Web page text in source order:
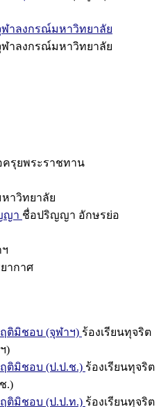
ฬาลงกรณ์มหาวิทยาลัย
ฬาลงกรณ์มหาวิทยาลัย
ครุยพระราชทาน
หาวิทยาลัย
ญา ชื่อปริญญา อักษรย่อ
ากาศ
ติมิชอบ (จุฬาฯ) ร้องเรียนทุจริต
)
ติมิชอบ (ป.ป.ช.) ร้องเรียนทุจริต
.)
ติมิชอบ (ป.ป.ท.) ร้องเรียนทุจริต